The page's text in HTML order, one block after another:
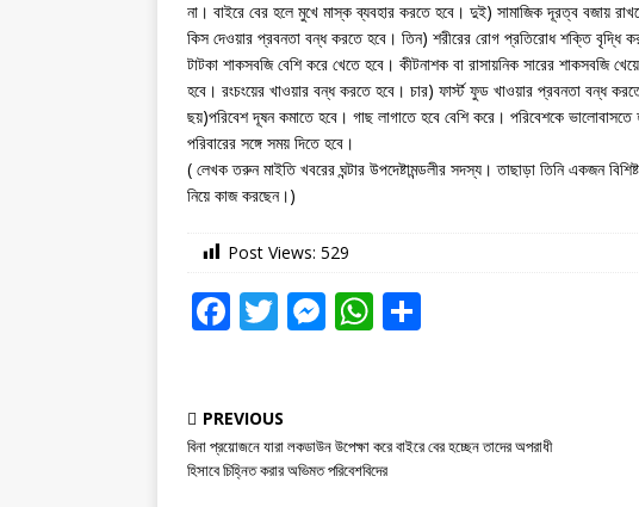
না। বাইরে বের হলে মুখে মাস্ক ব্যবহার করতে হবে। দুই) সামাজিক দূরত্ব বজায়
কিস দেওয়ার প্রবনতা বন্ধ করতে হবে। তিন) শরীরের রোগ প্রতিরোধ শক্তি বৃদ্ধি
টাটকা শাকসবজি বেশি করে খেতে হবে। কীটনাশক বা রাসায়নিক সারের শাকসবজি
হবে। রংচংয়ের খাওয়ার বন্ধ করতে হবে। চার) ফার্স্ট ফুড খাওয়ার প্রবনতা বন্ধ
ছয়)পরিবেশ দূষন কমাতে হবে। গাছ লাগাতে হবে বেশি করে। পরিবেশকে
পরিবারের সঙ্গে সময় দিতে হবে।
( লেখক তরুন মাইতি খবরের ঘন্টার উপদেষ্টামন্ডলীর সদস্য। তাছাড়া তিনি একজন
নিয়ে কাজ করছেন।)
Post Views: 529
F
e
b
T
te
r
M
n
W
A
PREVIOUS
বিনা প্রয়োজনে যারা লকডাউন উপেক্ষা করে বাইরে বের হচ্ছেন তাদের অপরাধী
হিসাবে চিহ্নিত করার অভিমত পরিবেশবিদের